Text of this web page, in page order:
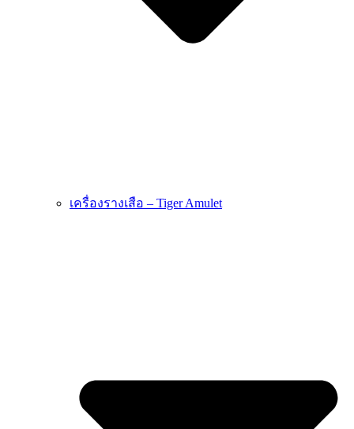
เครื่องรางเสือ – Tiger Amulet